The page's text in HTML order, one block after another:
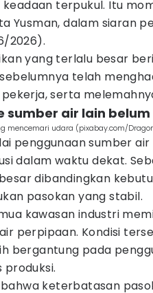
terpukul. Itu
Yusman, dalam siaran
2026).
yang terlalu besar
telah
serta
sumber air lain
mencemari udara (pixabay.com/
penggunaan sumber
dalam waktu dekat.
dibandingkan
pasokan yang stabil.
kawasan industri
perpipaan. Kondisi
bergantung pada
produksi.
keterbatasan